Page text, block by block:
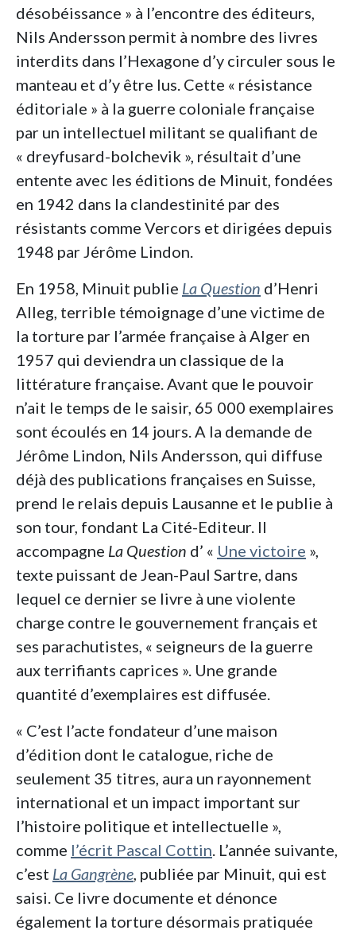
désobéissance » à l’encontre des éditeurs,
Nils Andersson permit à nombre des livres
interdits dans l’Hexagone d’y circuler sous le
manteau et d’y être lus. Cette « résistance
éditoriale » à la guerre coloniale française
par un intellectuel militant se qualifiant de
« dreyfusard-bolchevik », résultait d’une
entente avec les éditions de Minuit, fondées
en 1942 dans la clandestinité par des
résistants comme Vercors et dirigées depuis
1948 par Jérôme Lindon.
En 1958, Minuit publie La Question d’Henri
Alleg, terrible témoignage d’une victime de
la torture par l’armée française à Alger en
1957 qui deviendra un classique de la
littérature française. Avant que le pouvoir
n’ait le temps de le saisir, 65 000 exemplaires
sont écoulés en 14 jours. A la demande de
Jérôme Lindon, Nils Andersson, qui diffuse
déjà des publications françaises en Suisse,
prend le relais depuis Lausanne et le publie à
son tour, fondant La Cité-Editeur. Il
accompagne La Question d’ « Une victoire »,
texte puissant de Jean-Paul Sartre, dans
lequel ce dernier se livre à une violente
charge contre le gouvernement français et
ses parachutistes, « seigneurs de la guerre
aux terrifiants caprices ». Une grande
quantité d’exemplaires est diffusée.
« C’est l’acte fondateur d’une maison
d’édition dont le catalogue, riche de
seulement 35 titres, aura un rayonnement
international et un impact important sur
l’histoire politique et intellectuelle »,
comme l’écrit Pascal Cottin . L’année suivante,
c’est La Gangrène , publiée par Minuit, qui est
saisi. Ce livre documente et dénonce
également la torture désormais pratiquée